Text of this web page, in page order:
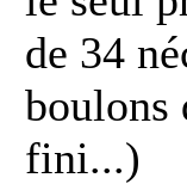
de 34
boulons
fini...)